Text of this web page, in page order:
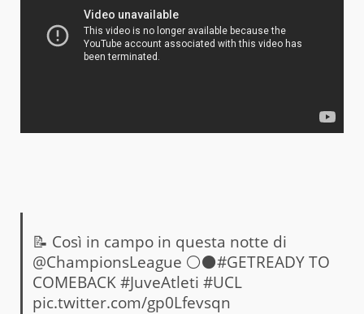
📝 Così in campo in questa notte di
@ChampionsLeague ⚪⚫#GETREADYTO
COMEBACK#JuveAtleti #UCL
pic.twitter.com/gp0Lfevsqn